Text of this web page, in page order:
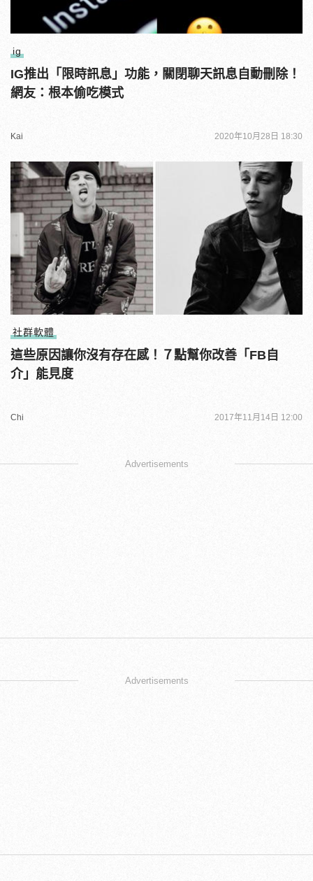
ig
IG推出「限時訊息」功能，關閉聊天訊息自動刪除！
網友：根本偷吃模式
Kai 2020年10月28日 18:30
社群軟體
這些原因讓你沒有存在感！７點幫你改善「FB自
介」能見度
Chi 2017年11月14日 12:00
Advertisements
Advertisements